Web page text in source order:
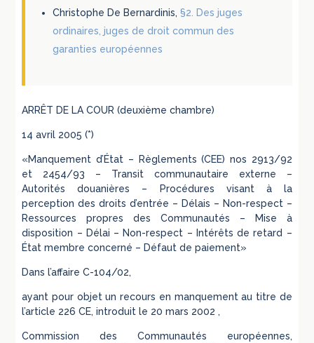
Christophe De Bernardinis,§2. Des juges
ordinaires, juges de droit commun des
garanties européennes
ARRÊT DE LA COUR (deuxième chambre)
14 avril 2005 (*)
«Manquement d’État – Règlements (CEE) nos 2913/92
et 2454/93 – Transit communautaire externe –
Autorités douanières – Procédures visant à la
perception des droits d’entrée – Délais – Non-respect –
Ressources propres des Communautés – Mise à
disposition – Délai – Non-respect – Intérêts de retard –
État membre concerné – Défaut de paiement»
Dans l’affaire C-104/02,
ayant pour objet un recours en manquement au titre de
l’article 226 CE, introduit le 20 mars 2002 ,
Commission des Communautés européennes,